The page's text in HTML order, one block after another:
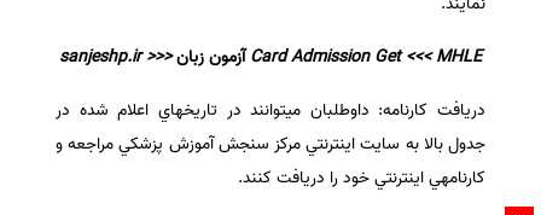
Card Admission Get <<< MHLE آزمون زبان<<< sanjeshp.ir
دريافت كارنامه: داوطلبان ميتوانند در تاريخهاي اعلام شده در
جدول بالا به سايت اينترنتي مركز سنجش آموزش پزشكي مراجعه و
كارنامهي اينترنتي خود را دريافت كنند.